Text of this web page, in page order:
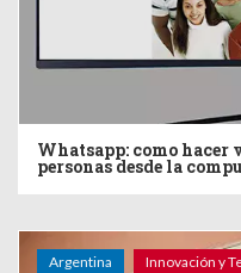
Whatsapp: como hacer
personas desde la
Argentina Innovación y